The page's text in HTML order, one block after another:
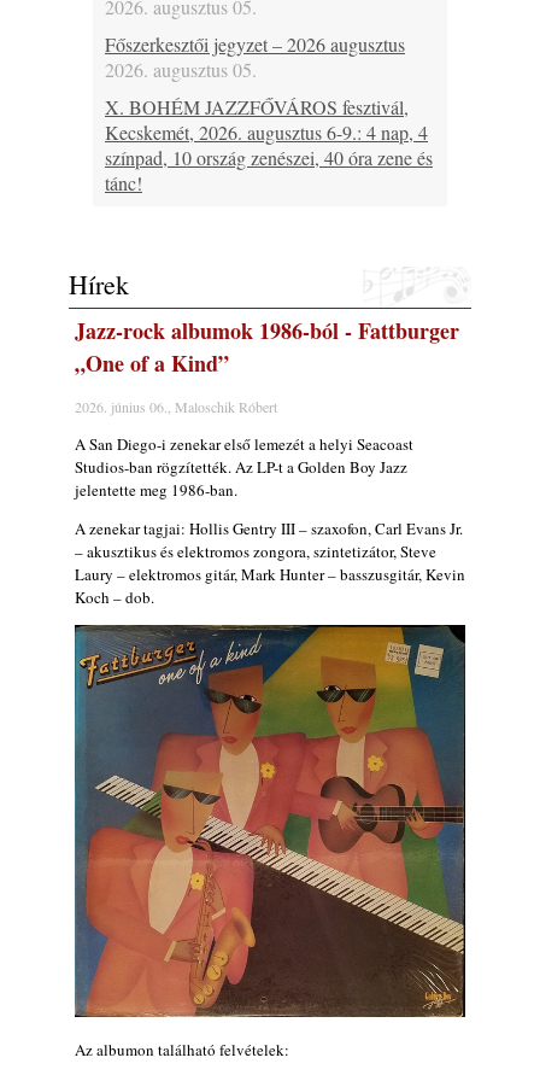
2026. augusztus 05.
Főszerkesztői jegyzet – 2026 augusztus
2026. augusztus 05.
X. BOHÉM JAZZFŐVÁROS fesztivál,
Kecskemét, 2026. augusztus 6-9.: 4 nap, 4
színpad, 10 ország zenészei, 40 óra zene és
tánc!
Márton
2026. augusztus 05.
Jazz-rock albumok 1983-ból - John Scofield
„Out like a Light”
Jazz-rock albumok 1982-ből - John Scofield
„Shinola”
2026. augusztus 04.
2026. augusztus 04.
Lemezek a hatvanas-hetvenes évekből - 84.
rész: Irving Ashby – Memoirs
2026. augusztus 04.
10 éve halt meg lapunk főszerkesztő-
helyettese, Csányi Attila
2026. augusztus 04.
45 éve történt… Jazz-rock albumok 1981-
ből - Shakatak „Drivin’ Hard”
2026. augusztus 03.
Jazz a Márványteremben – Mizar (2008.
január 4.)
2026. augusztus 03.
Gondolataim - 2026 (XI. évfolyam - 8. rész)
2026. augusztus 02.
A 21. században meghalt magyar jazz
muzsikusok – 109. rész: (Dr.) Borissza Géza
Hírek
Jazz-rock albumok 1986-ból - Fattburger
„One of a Kind”
2026. június 06., Maloschik Róbert
A San Diego-i zenekar első lemezét a helyi Seacoast
Studios-ban rögzítették. Az LP-t a Golden Boy Jazz
jelentette meg 1986-ban.
A zenekar tagjai: Hollis Gentry III – szaxofon, Carl Evans Jr.
– akusztikus és elektromos zongora, szintetizátor, Steve
Laury – elektromos gitár, Mark Hunter – basszusgitár, Kevin
Koch – dob.
Az albumon található felvételek: